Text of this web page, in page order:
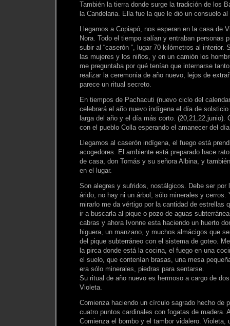
También la tierra donde surge la tradición de los
la Candelaria. Ella fue la que le dió un consuelo
Llegamos a Copiapó, nos esperan en la casa de
Nora. Todo el tiempo salían y entraban personas
subir al “caserón “, lugar 70 kilómetros al interior.
las mujeres y los niños, y en un camión los
me preguntaba por qué tenían que internarse
realizar la ceremonia de año nuevo, lejos de
parece un ritual secreto.
En tiempos de Pachacuti (nuevo ciclo del
celebrará el año nuevo indígena el día de
larga del año y el día más corto. (20,21,22,junio).
con el pueblo Colla esperando el amanecer del
Llegamos al caserón indígena, el fuego está
acogedores. El ambiente está preparado hace
de casa, don Tomás y su señora Albina, y
en el lugar.
Son alegres y sufridos, nostálgicos. Debe ser por
árido, no hay ni un árbol, sólo minerales y cerros.
mirarlo me da vértigo por la cantidad de estrellas
ir a buscarla al pique o pozo de aguas
cabras y ahora Ivonne esta haciendo un huerto
higuera, un manzano, y muchos almácigos que
del pique subterráneo con el sistema de goteo.
la pirca donde está la cocina, el fuego en una
el suelo, que contenían brasas, una mesa
era sólo minerales, piedras para sentarse.
Su ritual de año nuevo es hermoso a cargo de
Violeta.
Comienza haciendo un círculo sagrado hecho de
cuatro puntos cardinales con fogatas de madera.
Comienza el bombo y el tambor vidalero. Violeta,